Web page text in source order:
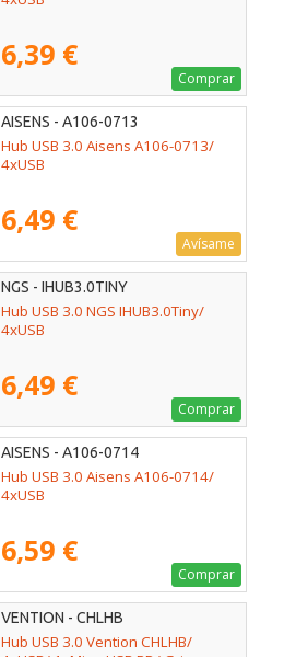
6,39 €
Comprar
AISENS - A106-0713
Hub USB 3.0 Aisens A106-0713/
4xUSB
6,49 €
Avísame
NGS - IHUB3.0TINY
Hub USB 3.0 NGS IHUB3.0Tiny/
4xUSB
6,49 €
Comprar
AISENS - A106-0714
Hub USB 3.0 Aisens A106-0714/
4xUSB
6,59 €
Comprar
VENTION - CHLHB
Hub USB 3.0 Vention CHLHB/